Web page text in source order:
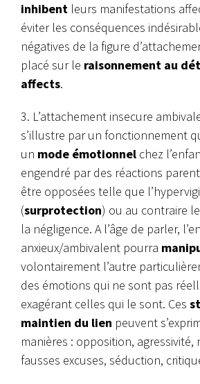
inhibent leurs manifestations
éviter les conséquences
négatives de la figure
placé sur le raisonnement au
affects.
3. L’attachement insecure
s’illustre par un fonctionnement
un mode émotionnel chez
engendré par des réactions
être opposées telle que
(surprotection) ou au contraire le
la négligence. A l’âge de parler,
anxieux/ambivalent pourra
volontairement l’autre
des émotions qui ne sont pas
exagérant celles qui le sont. Ces
maintien du lien peuvent
manières : opposition, agressivité,
fausses excuses, séduction,